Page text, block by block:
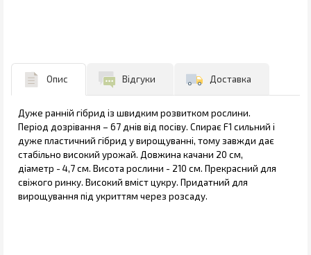
Опис Відгуки Доставка
Дуже ранній гібрид із швидким розвитком рослини.
Період дозрівання – 67 днів від посіву. Спирає F1 сильний і
дуже пластичний гібрид у вирощуванні, тому завжди дає
стабільно високий урожай. Довжина качани 20 см,
діаметр - 4,7 см. Висота рослини - 210 см. Прекрасний для
свіжого ринку. Високий вміст цукру. Придатний для
вирощування під укриттям через розсаду.